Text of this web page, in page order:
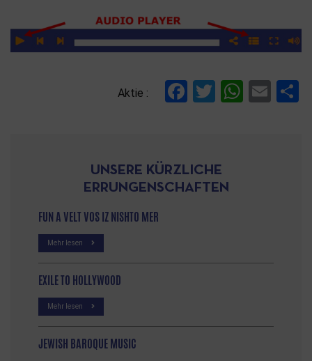
Aktie : Facebook
Twitter
UNSERE KÜRZLICHE
ERRUNGENSCHAFTEN
FUN A VELT VOS IZ NISHTO MER
Mehr lesen
EXILE TO HOLLYWOOD
Mehr lesen
JEWISH BAROQUE MUSIC